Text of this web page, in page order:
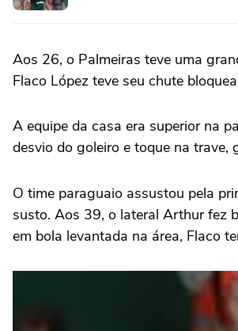
Aos 26, o Palmeiras teve uma
Flaco López teve seu chute
A equipe da casa era superior na
desvio do goleiro e toque na trave,
O time paraguaio assustou pela
susto. Aos 39, o lateral Arthur fez
em bola levantada na área, Flaco